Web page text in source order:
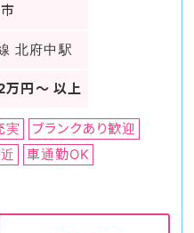
北府中駅
万円～ 以上
実
ブランクあり歓迎
車通勤OK